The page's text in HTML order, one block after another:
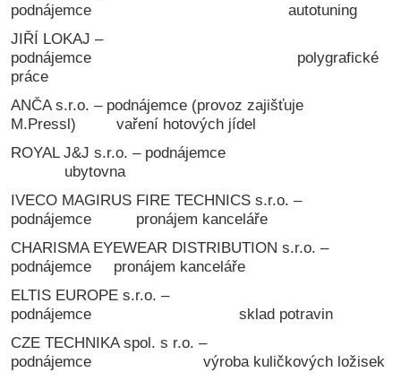
podnájemce autotuning
JIŘÍ LOKAJ –
podnájemce polygrafické
práce
ANČA s.r.o. – podnájemce (provoz zajišťuje
M.Pressl) vaření hotových jídel
ROYAL J&J s.r.o. – podnájemce
ubytovna
IVECO MAGIRUS FIRE TECHNICS s.r.o. –
podnájemce pronájem kanceláře
CHARISMA EYEWEAR DISTRIBUTION s.r.o. –
podnájemce pronájem kanceláře
ELTIS EUROPE s.r.o. –
podnájemce sklad potravin
CZE TECHNIKA spol. s r.o. –
podnájemce výroba kuličkových ložisek